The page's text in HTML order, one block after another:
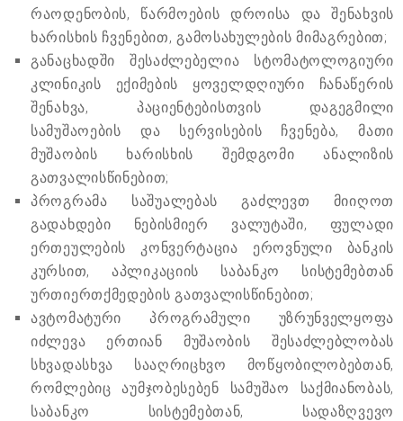
რაოდენობის, წარმოების დროისა და შენახვის
ხარისხის ჩვენებით, გამოსახულების მიმაგრებით;
განაცხადში შესაძლებელია სტომატოლოგიური
კლინიკის ექიმების ყოველდღიური ჩანაწერის
შენახვა, პაციენტებისთვის დაგეგმილი
სამუშაოების და სერვისების ჩვენება, მათი
მუშაობის ხარისხის შემდგომი ანალიზის
გათვალისწინებით;
პროგრამა საშუალებას გაძლევთ მიიღოთ
გადახდები ნებისმიერ ვალუტაში, ფულადი
ერთეულების კონვერტაცია ეროვნული ბანკის
კურსით, აპლიკაციის საბანკო სისტემებთან
ურთიერთქმედების გათვალისწინებით;
ავტომატური პროგრამული უზრუნველყოფა
იძლევა ერთიან მუშაობის შესაძლებლობას
სხვადასხვა სააღრიცხვო მოწყობილობებთან,
რომლებიც აუმჯობესებენ სამუშაო საქმიანობას,
საბანკო სისტემებთან, სადაზღვევო